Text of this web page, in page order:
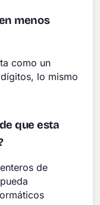
menos
como un
lo mismo
que esta
de